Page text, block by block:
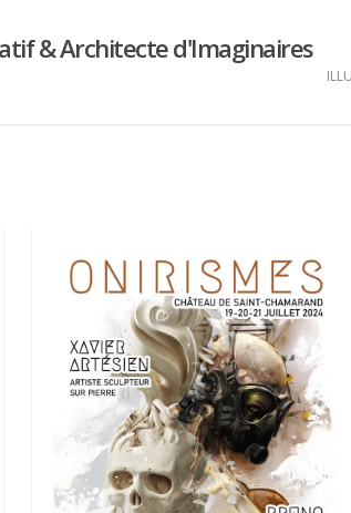
& Architecte d'Imaginaires